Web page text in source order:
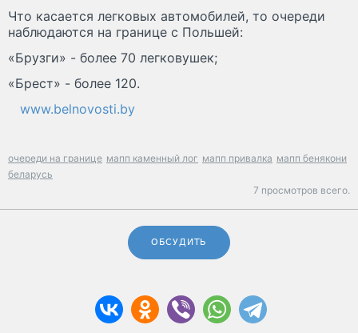
Что касается легковых автомобилей, то очереди
наблюдаются на границе с Польшей:
«Брузги» - более 70 легковушек;
«Брест» - более 120.
www.belnovosti.by
очереди на границе мапп каменный лог мапп привалка мапп бенякони
беларусь
7 просмотров всего.
ОБСУДИТЬ